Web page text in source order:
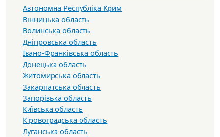
Автономна Республіка Крим
Вінницька область
Волинська область
Дніпровська область
Івано-Франківська область
Донецька область
Житомирська область
Закарпатська область
Запорізька область
Київська область
Кіровоградська область
Луганська область